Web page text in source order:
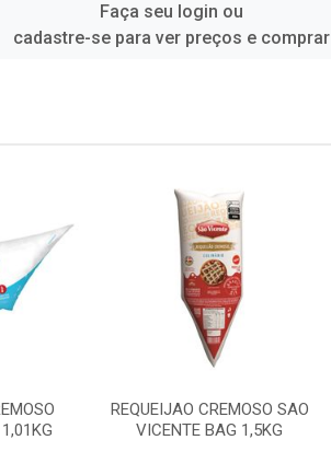
Faça seu login ou
cadastre-se para ver preços e comprar
REQUEIJAO CREMOSO SAO
VICENTE BAG 1,5KG